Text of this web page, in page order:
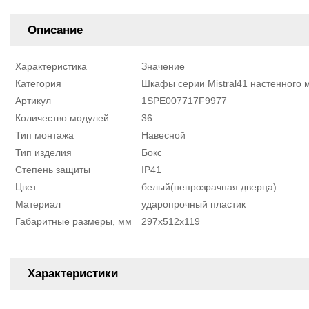
Описание
Характеристика
Значение
Категория
Шкафы серии Mistral41 настенного
Артикул
1SPE007717F9977
Количество модулей
36
Тип монтажа
Навесной
Тип изделия
Бокс
Степень защиты
IP41
Цвет
белый(непрозрачная дверца)
Материал
ударопрочный пластик
Габаритные размеры, мм
297х512х119
Характеристики